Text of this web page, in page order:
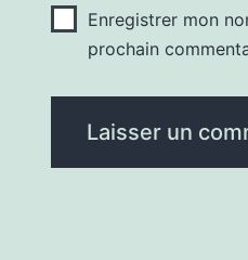
Enregistrer mon
prochain